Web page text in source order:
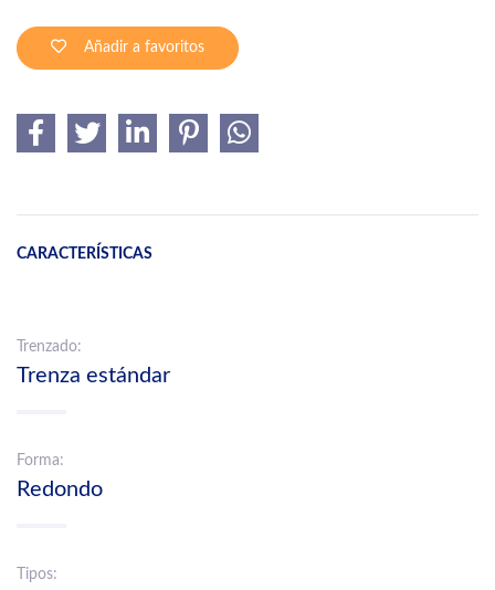
Añadir a favoritos
CARACTERÍSTICAS
Trenzado:
Trenza estándar
Forma:
Redondo
Tipos: